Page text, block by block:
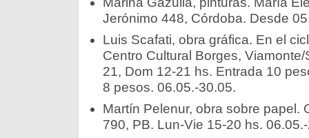
Jerónimo 448, Córdoba. Desde
Luis Scafati, obra gráfica. En el
Centro Cultural Borges,
21, Dom 12-21 hs. Entrada 10
8 pesos. 06.05.-30.05.
Martín Pelenur, obra sobre papel.
790, PB. Lun-Vie 15-20 hs.